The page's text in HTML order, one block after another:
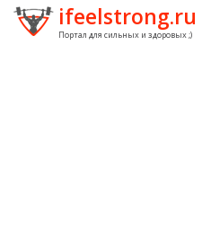
ifeelstrong.ru
Портал для сильных и здоровых ;)